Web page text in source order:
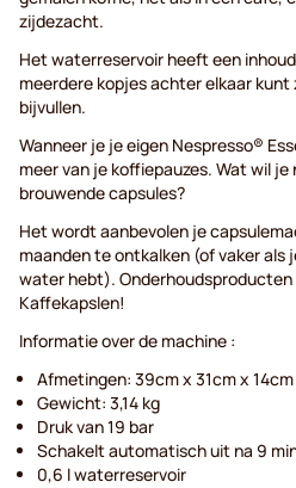
zijdezacht.
Het waterreservoir heeft een
meerdere kopjes achter elkaar
bijvullen.
Wanneer je je eigen Nespresso®
meer van je koffiepauzes. Wat wil je
brouwende capsules?
Het wordt aanbevolen je
maanden te ontkalken (of vaker als
water hebt). Onderhoudsproducten
Kaffekapslen!
Informatie over de machine :
Afmetingen: 39cm x 31cm x 14cm
Gewicht: 3,14 kg
Druk van 19 bar
Schakelt automatisch uit na 9
0,6 l waterreservoir